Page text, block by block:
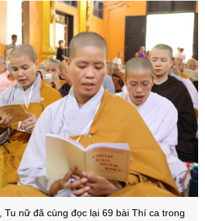
Tu nữ đã cùng đọc lại 69 bài Thí ca trong